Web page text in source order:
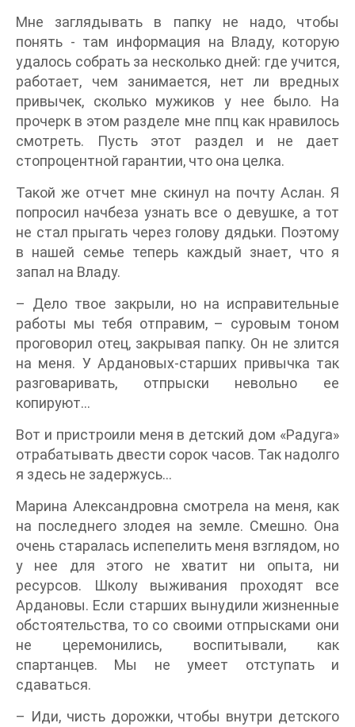
Мне заглядывать в папку не надо, чтобы
понять - там информация на Владу, которую
удалось собрать за несколько дней: где учится,
работает, чем занимается, нет ли вредных
привычек, сколько мужиков у нее было. На
прочерк в этом разделе мне ппц как нравилось
смотреть. Пусть этот раздел и не дает
стопроцентной гарантии, что она целка.
Такой же отчет мне скинул на почту Аслан. Я
попросил начбеза узнать все о девушке, а тот
не стал прыгать через голову дядьки. Поэтому
в нашей семье теперь каждый знает, что я
запал на Владу.
– Дело твое закрыли, но на исправительные
работы мы тебя отправим, – суровым тоном
проговорил отец, закрывая папку. Он не злится
на меня. У Ардановых-старших привычка так
разговаривать, отпрыски невольно ее
копируют...
Вот и пристроили меня в детский дом «Радуга»
отрабатывать двести сорок часов. Так надолго
я здесь не задержусь...
Марина Александровна смотрела на меня, как
на последнего злодея на земле. Смешно. Она
очень старалась испепелить меня взглядом, но
у нее для этого не хватит ни опыта, ни
ресурсов. Школу выживания проходят все
Ардановы. Если старших вынудили жизненные
обстоятельства, то со своими отпрысками они
не церемонились, воспитывали, как
спартанцев. Мы не умеет отступать и
сдаваться.
– Иди, чисть дорожки, чтобы внутри детского